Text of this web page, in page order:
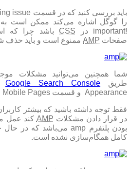
را گوگل اشاره می‌کند ممکن است به
CSSباشد چرا که
صفحاتAMPممنوع است و باید حذف
شما همچنین می‌توانید مشکلات
طریق
Google Search Console
Appearance و قسمت Accelerated Mobile Pages بررسی کنید.
فقط توجه داشته باشید که بیشتر‌
در قرار دادن مشکلاتAMPکند عمل
کامل همگام‌سازی نشده است.